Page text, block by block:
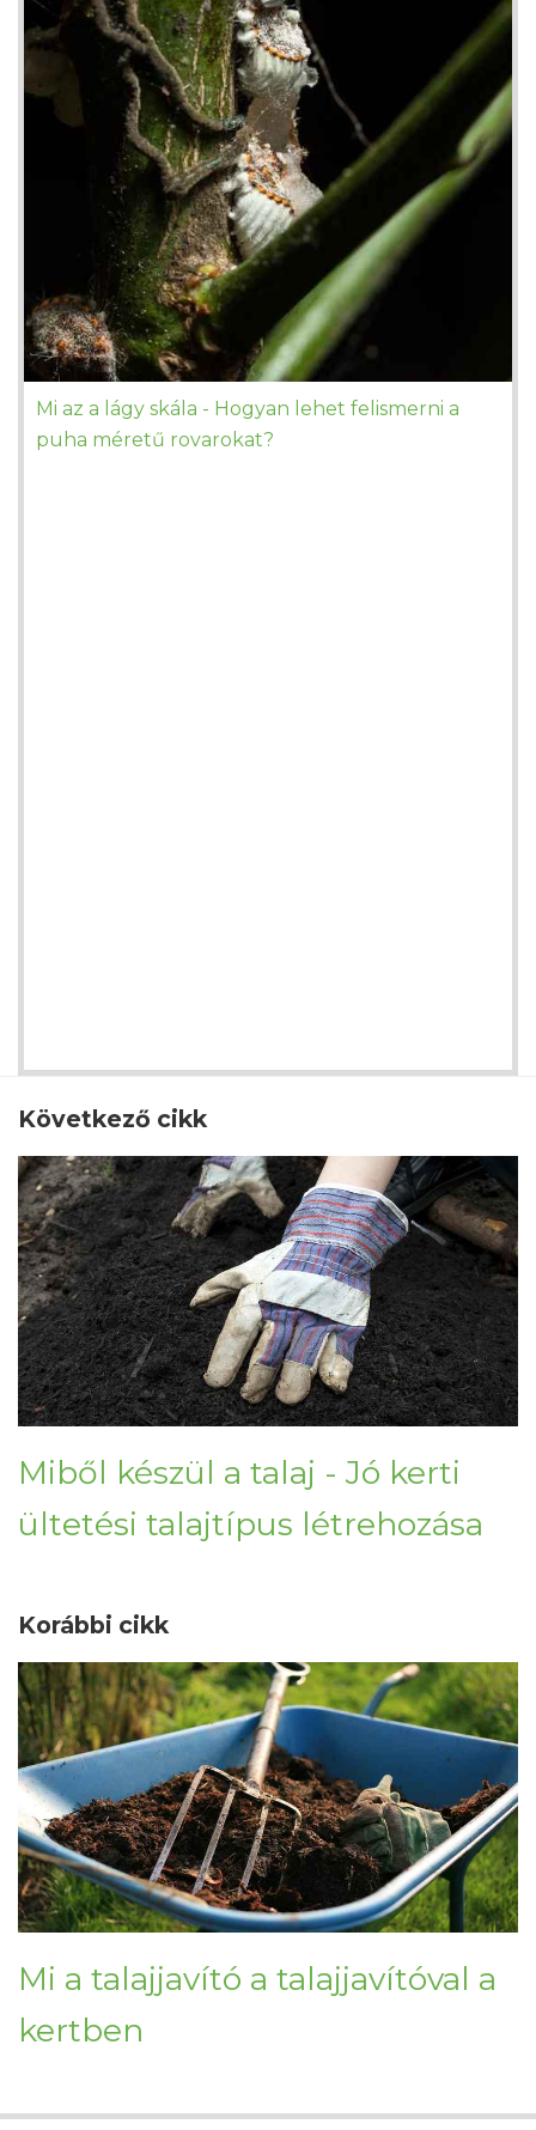
Mi az a lágy skála - Hogyan lehet felismerni a
puha méretű rovarokat?
Következő cikk
Miből készül a talaj - Jó kerti
ültetési talajtípus létrehozása
Korábbi cikk
Mi a talajjavító a talajjavítóval a
kertben